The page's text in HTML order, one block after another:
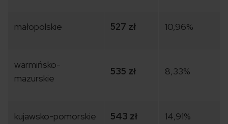
małopolskie 527 zł 10,96%
warmińsko-
mazurskie
535 zł 8,33%
kujawsko-pomorskie 543 zł 14,91%